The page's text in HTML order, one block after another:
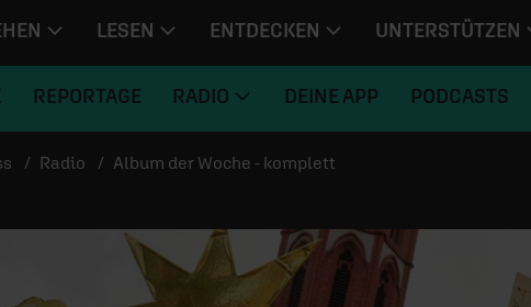
LESEN ENTDECKEN UNTERSTÜTZEN
REPORTAGE RADIO DEINE APP PODCASTS
Radio Album der Woche - komplett